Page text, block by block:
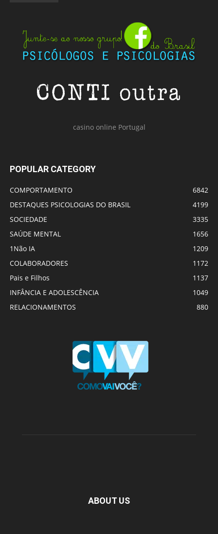
casino online Portugal
POPULAR CATEGORY
COMPORTAMENTO
6842
DESTAQUES PSICOLOGIAS DO BRASIL
4199
SOCIEDADE
3335
SAÚDE MENTAL
1656
1Não IA
1209
COLABORADORES
1172
Pais e Filhos
1137
INFÂNCIA E ADOLESCÊNCIA
1049
RELACIONAMENTOS
880
ABOUT US